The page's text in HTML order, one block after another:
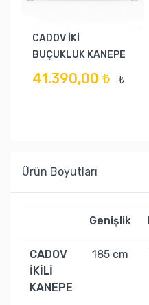
CADOV İKİ
BUÇUKLUK KANEPE
41.390,00 ₺ ₺
Ürün Boyutları
Genişlik
CADOV
İKİLİ
KANEPE
185 cm